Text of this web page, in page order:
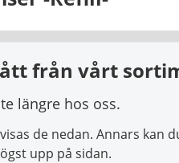
från vårt
längre hos oss.
de nedan. Annars kan
upp på sidan.